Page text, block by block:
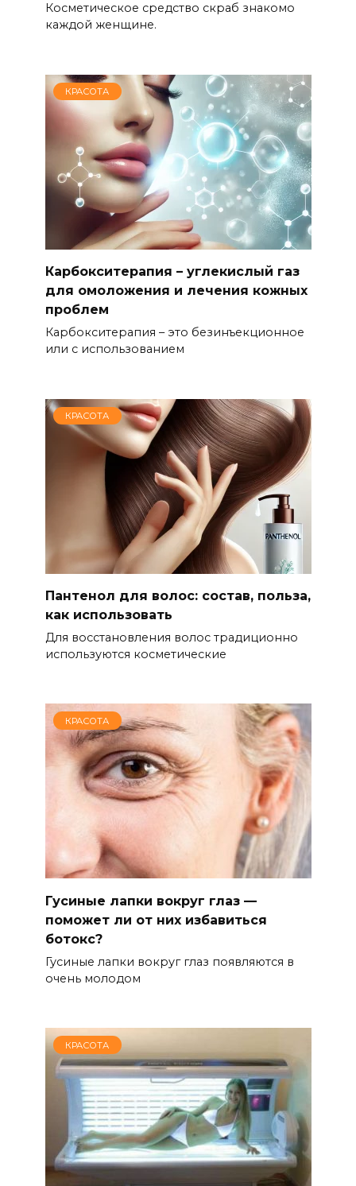
Косметическое средство скраб знакомо
каждой женщине.
КРАСОТА
Карбокситерапия – углекислый газ
для омоложения и лечения кожных
проблем
Карбокситерапия – это безинъекционное
или с использованием
КРАСОТА
Пантенол для волос: состав, польза,
как использовать
Для восстановления волос традиционно
используются косметические
КРАСОТА
Гусиные лапки вокруг глаз —
поможет ли от них избавиться
ботокс?
Гусиные лапки вокруг глаз появляются в
очень молодом
КРАСОТА